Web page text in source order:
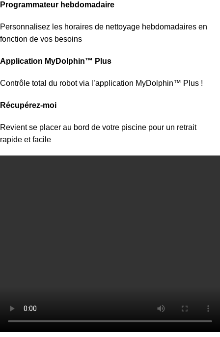
Programmateur hebdomadaire
Personnalisez les horaires de nettoyage hebdomadaires en
fonction de vos besoins
Application MyDolphin™ Plus
Contrôle total du robot via l’application MyDolphin™ Plus !
Récupérez-moi
Revient se placer au bord de votre piscine pour un retrait
rapide et facile